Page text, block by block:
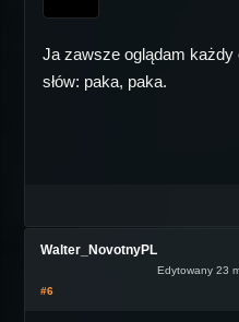
Ja zawsze oglądam każdy
słów: paka, paka.
Walter_NovotnyPL
Edytowany 23
#6